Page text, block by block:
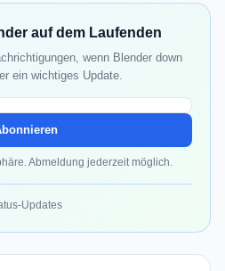
auf dem Laufenden
wenn Blender down
ein wichtiges Update.
Abmeldung jederzeit möglich.
Updates